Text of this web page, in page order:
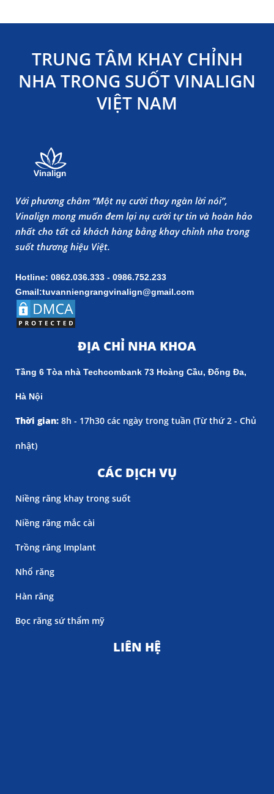
TRUNG TÂM KHAY CHỈNH
NHA TRONG SUỐT VINALIGN
VIỆT NAM
Với phương châm “Một nụ cười thay ngàn lời nói”,
Vinalign mong muốn đem lại nụ cười tự tin và hoàn hảo
nhất cho tất cả khách hàng bằng khay chỉnh nha trong
suốt thương hiệu Việt.
Hotline: 0862.036.333 - 0986.752.233
Gmail:tuvanniengrangvinalign@gmail.com
ĐỊA CHỈ NHA KHOA
Tầng 6 Tòa nhà Techcombank 73 Hoàng Cầu, Đống Đa,
Hà Nội
Thời gian: 8h - 17h30 các ngày trong tuần (Từ thứ 2 - Chủ
nhật)
CÁC DỊCH VỤ
Niềng răng khay trong suốt
Niềng răng mắc cài
Trồng răng Implant
Nhổ răng
Hàn răng
Bọc răng sứ thẩm mỹ
LIÊN HỆ